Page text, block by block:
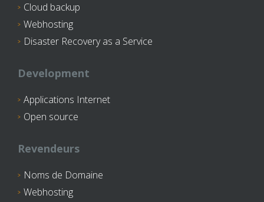
Cloud backup
Webhosting
Disaster Recovery as a Service
Development
Applications Internet
Open source
Revendeurs
Noms de Domaine
Webhosting